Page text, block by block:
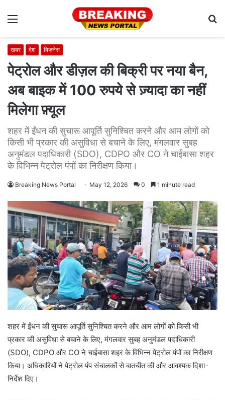
Menu
खबर देश बिज़नेस
पेट्रोल और डीज़ल की बिक्री पर नया बैन,
अब बाइक में 100 रुपये से ज़्यादा का नहीं
मिलेगा फ़्यूल
शहर में ईंधन की सुचारू आपूर्ति सुनिश्चित करने और आम लोगों को
किसी भी प्रकार की असुविधा से बचाने के लिए, मंगलवार सुबह
अनुमंडल पदाधिकारी (SDO), CDPO और CO ने चाईबासा शहर
के विभिन्न पेट्रोल पंपों का निरीक्षण किया।
Breaking News Portal May 12, 2026 0 1 minute read
शहर में ईंधन की सुचारू आपूर्ति सुनिश्चित करने और आम लोगों को किसी भी
प्रकार की असुविधा से बचाने के लिए, मंगलवार सुबह अनुमंडल पदाधिकारी
(SDO), CDPO और CO ने चाईबासा शहर के विभिन्न पेट्रोल पंपों का निरीक्षण
किया। अधिकारियों ने पेट्रोल पंप संचालकों से बातचीत की और आवश्यक दिशा-
निर्देश दिए।